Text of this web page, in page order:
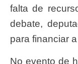
falta de
debate,
para financiar
No evento de hoje, as fontes de financiamento